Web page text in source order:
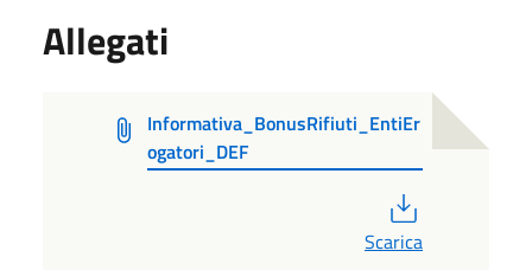
Allegati
Informativa_BonusRifiuti_EntiEr
ogatori_DEF
Scarica